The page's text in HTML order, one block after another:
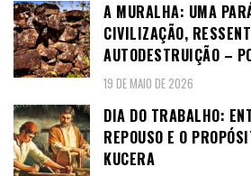
A MURALHA: UMA
CIVILIZAÇÃO,
AUTODESTRUIÇÃO –
19 DE MAIO DE 2026
DIA DO TRABALHO:
REPOUSO E O
KUCERA